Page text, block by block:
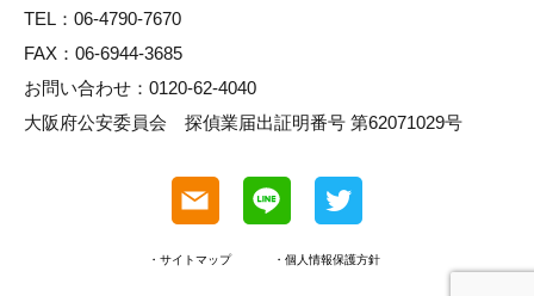
TEL：06-4790-7670
FAX：06-6944-3685
お問い合わせ：0120-62-4040
大阪府公安委員会 探偵業届出証明番号 第62071029号
・サイトマップ ・個人情報保護方針